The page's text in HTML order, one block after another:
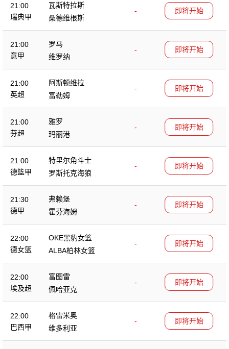
21:00
瑞典甲
瓦斯特拉斯
-
桑德维根斯
即将开始
21:00
意甲
罗马
-
维罗纳
即将开始
21:00
英超
阿斯顿维拉
-
富勒姆
即将开始
21:00
芬超
雅罗
-
玛丽港
即将开始
21:00
德篮甲
特里尔角斗士
-
罗斯托克海狼
即将开始
21:30
德甲
弗赖堡
-
霍芬海姆
即将开始
22:00
德女篮
OKE黑豹女篮
-
ALBA柏林女篮
即将开始
22:00
埃及超
富图雷
-
佩哈亚克
即将开始
22:00
巴西甲
格雷米奥
-
维多利亚
即将开始